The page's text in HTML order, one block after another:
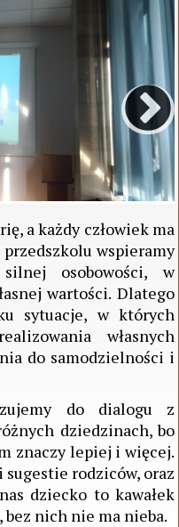
a każdy człowiek ma
przedszkolu wspieramy
osobowości, w
wartości. Dlatego
sytuacje, w których
własnych
do samodzielności i
do dialogu z
dziedzinach, bo
znaczy lepiej i więcej.
sugestie rodziców, oraz
dziecko to kawałek
nich nie ma nieba.